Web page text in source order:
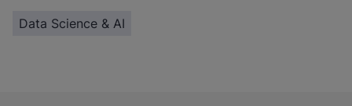
Data Science & AI